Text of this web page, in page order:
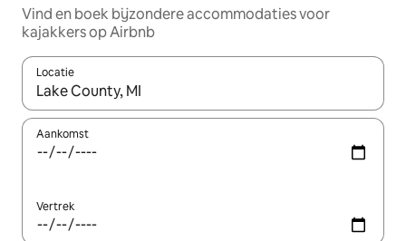
Vind en boek bijzondere accommodaties voor
kajakkers op Airbnb
Locatie
Wanneer er resultaten beschikbaar zijn, maak je een keuze
Aankomst
Vertrek